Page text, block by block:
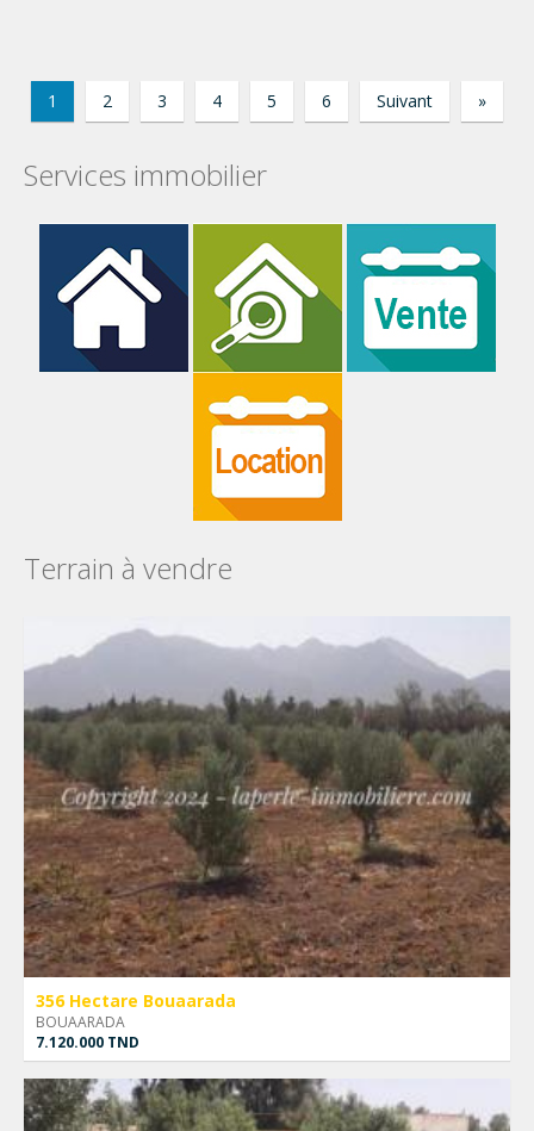
1 2 3 4 5 6 Suivant »
Services immobilier
Terrain à vendre
356 Hectare Bouaarada
BOUAARADA
7.120.000 TND